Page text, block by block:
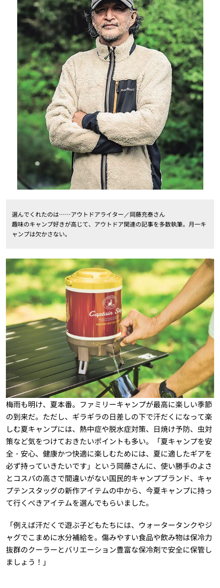
選んでくれたのは……アウトドアライター／岡藤充泰さん
趣味のキャンプ好きが高じて、アウトドア関連の記事を多数執筆。月一キ
ャンプは欠かさない。
梅雨も明け、夏本番。ファミリーキャンプが最高に楽しい季節
の到来だ。ただし、ギラギラの日差しの下で汗だくになって楽
しむ夏キャンプには、熱中症や脱水症対策、日焼け予防、虫対
策など気をつけておきたいポイントも多い。「夏キャンプを安
全・安心、健康かつ快適に楽しむためには、夏に適したギアを
必ず持っていきたいです」という岡藤さんに、使い勝手のよさ
とコスパの高さで間違いがない国民的キャンプブランド、キャ
プテンスタッグの新作アイテムの中から、今夏キャンプに持っ
て行くべきアイテムを選んでもらいました。
「例えば汗だくで遊ぶ子どもたちには、ウォータータンクやジ
ャグでこまめに水分補給を。傷みやすい食品や飲み物は保冷力
抜群のクーラーとバリエーション豊富な保冷剤で安全に保管し
ましょう！」